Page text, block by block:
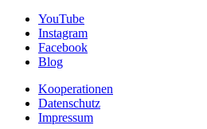
YouTube
Instagram
Facebook
Blog
Kooperationen
Datenschutz
Impressum